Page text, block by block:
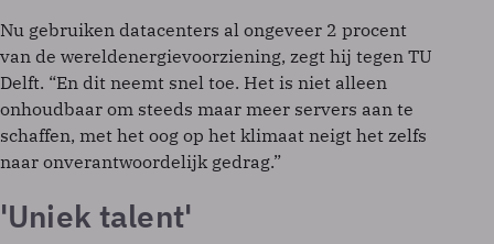
Nu gebruiken datacenters al ongeveer 2 procent
van de wereldenergievoorziening, zegt hij tegen TU
Delft. “En dit neemt snel toe. Het is niet alleen
onhoudbaar om steeds maar meer servers aan te
schaffen, met het oog op het klimaat neigt het zelfs
naar onverantwoordelijk gedrag.”
'Uniek talent'